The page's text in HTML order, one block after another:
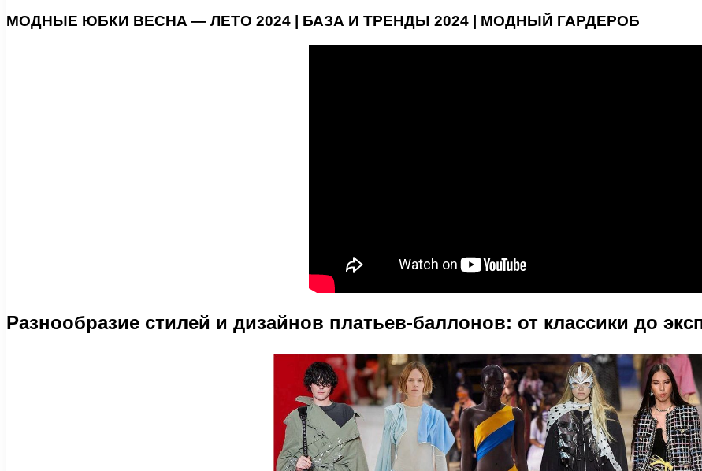
МОДНЫЕ ЮБКИ ВЕСНА — ЛЕТО 2024 | БАЗА И ТРЕНДЫ 2024 | МОДНЫЙ ГАРДЕРОБ
Разнообразие стилей и дизайнов платьев-баллонов: от классики до